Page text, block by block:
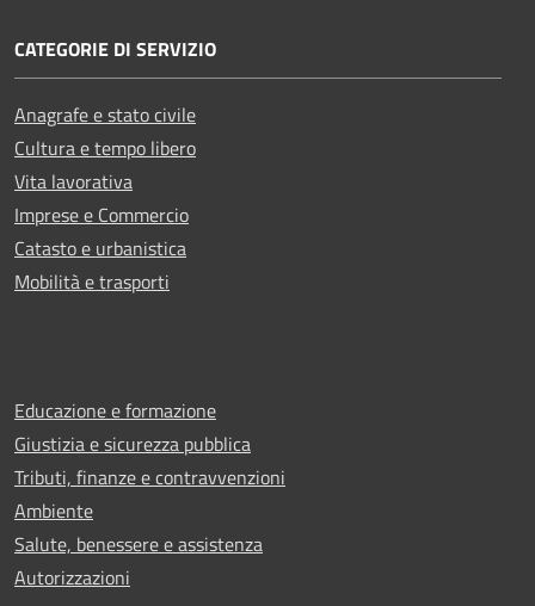
CATEGORIE DI SERVIZIO
Anagrafe e stato civile
Cultura e tempo libero
Vita lavorativa
Imprese e Commercio
Catasto e urbanistica
Mobilità e trasporti
Educazione e formazione
Giustizia e sicurezza pubblica
Tributi, finanze e contravvenzioni
Ambiente
Salute, benessere e assistenza
Autorizzazioni